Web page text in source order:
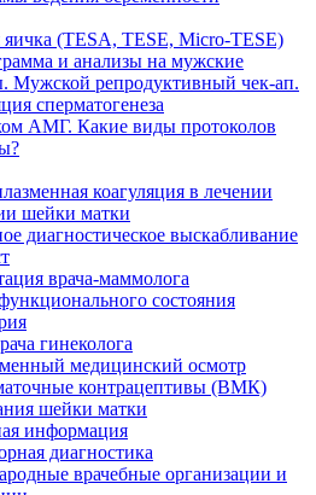
яичка (TESA, TESE, Micro-TESE)
и анализы на мужские
Мужской репродуктивный чек-ап.
сперматогенеза
АМГ. Какие виды протоколов
коагуляция в лечении
шейки матки
диагностическое выскабливание
врача-маммолога
состояния
гинеколога
медицинский осмотр
контрацептивы (ВМК)
шейки матки
информация
диагностика
врачебные организации и